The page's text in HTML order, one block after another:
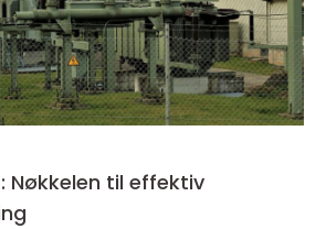
Nøkkelen til effektiv